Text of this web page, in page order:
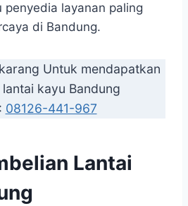
penyedia layanan paling
di Bandung.
Untuk mendapatkan
kayu Bandung
08126-441-967
Lantai